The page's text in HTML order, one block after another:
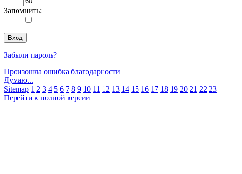
Запомнить:
Забыли пароль?
Произошла ошибка благодарности
Думаю...
Sitemap 1 2 3 4 5 6 7 8 9 10 11 12 13 14 15 16 17 18 19 20 21 22 23
Перейти к полной версии